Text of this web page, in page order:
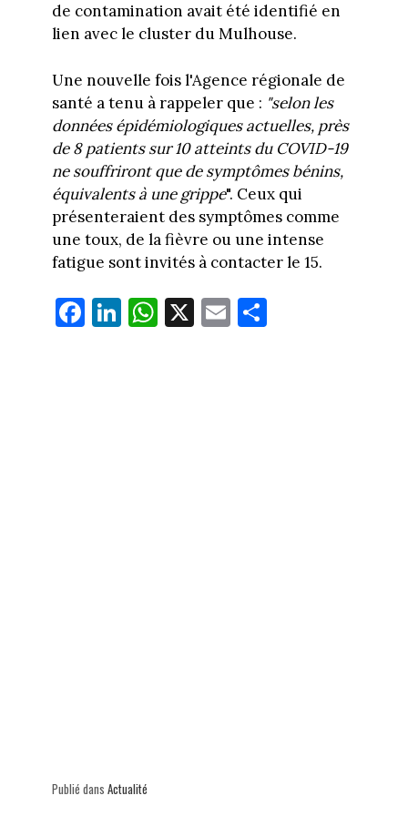
de contamination avait été identifié en
lien avec le cluster du Mulhouse.
Une nouvelle fois l'Agence régionale de
santé a tenu à rappeler que : "selon les
données épidémiologiques actuelles, près
de 8 patients sur 10 atteints du COVID-19
ne souffriront que de symptômes bénins,
équivalents à une grippe". Ceux qui
présenteraient des symptômes comme
une toux, de la fièvre ou une intense
fatigue sont invités à contacter le 15.
Fa
ce
Li
nk
W
ha
X E
m
Pa
Publié dans Actualité